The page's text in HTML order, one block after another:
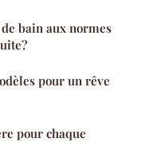
bain aux normes
pour un rêve
pour chaque